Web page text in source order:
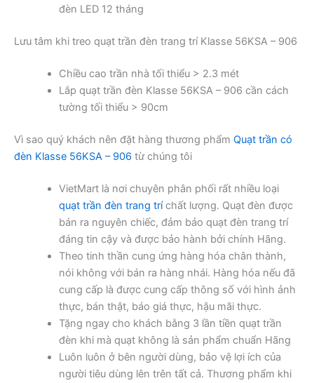
đèn LED 12 tháng
Lưu tâm khi treo quạt trần đèn trang trí Klasse 56KSA – 906
Chiều cao trần nhà tối thiểu > 2.3 mét
Lắp quạt trần đèn Klasse 56KSA – 906 cần cách
tường tối thiểu > 90cm
Vì sao quý khách nên đặt hàng thương phẩm Quạt trần có
đèn Klasse 56KSA – 906 từ chúng tôi
VietMart là nơi chuyên phân phối rất nhiều loại
quạt trần đèn trang tríchất lượng. Quạt đèn được
bán ra nguyên chiếc, đảm bảo quạt đèn trang trí
đáng tin cậy và được bảo hành bởi chính Hãng.
Theo tinh thần cung ứng hàng hóa chân thành,
nói không với bán ra hàng nhái. Hàng hóa nếu đã
cung cấp là được cung cấp thông số với hình ảnh
thực, bán thật, báo giá thực, hậu mãi thực.
Tặng ngay cho khách bằng 3 lần tiền quạt trần
đèn khi mà quạt không là sản phẩm chuẩn Hãng
Luôn luôn ở bên người dùng, bảo vệ lợi ích của
người tiêu dùng lên trên tất cả. Thương phẩm khi